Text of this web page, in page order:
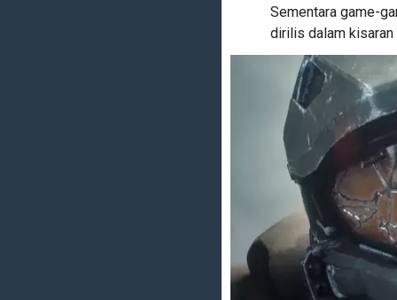
Sementara game-
dirilis dalam kisaran